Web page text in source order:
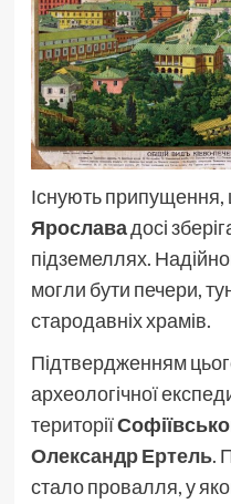
Існують припущення,
Ярославадосі
підземеллях.
могли бути печери,
стародавніх храмів.
Підтвердженням
археологічної
території
Олександр Ертель.
стало провалля, у